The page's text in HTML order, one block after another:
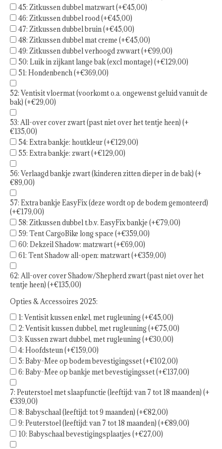
45: Zitkussen dubbel matzwart (+€45,00)
46: Zitkussen dubbel rood (+€45,00)
47: Zitkussen dubbel bruin (+€45,00)
48: Zitkussen dubbel mat creme (+€45,00)
49: Zitkussen dubbel verhoogd zwwart (+€99,00)
50: Luik in zijkant lange bak (excl montage) (+€129,00)
51: Hondenbench (+€369,00)
52: Ventisit vloermat (voorkomt o.a. ongewenst geluid vanuit de
bak) (+€29,00)
53: All-over cover zwart (past niet over het tentje heen) (+
€135,00)
54: Extra bankje: houtkleur (+€129,00)
55: Extra bankje: zwart (+€129,00)
56: Verlaagd bankje zwart (kinderen zitten dieper in de bak) (+
€89,00)
57: Extra bankje EasyFix (deze wordt op de bodem gemonteerd)
(+€179,00)
58: Zitkussen dubbel t.b.v. EasyFix bankje (+€79,00)
59: Tent CargoBike long space (+€359,00)
60: Dekzeil Shadow: matzwart (+€69,00)
61: Tent Shadow all-open: matzwart (+€359,00)
62: All-over cover Shadow/Shepherd zwart (past niet over het
tentje heen) (+€135,00)
Opties & Accessoires 2025:
1: Ventisit kussen enkel, met rugleuning (+€45,00)
2: Ventisit kussen dubbel, met rugleuning (+€75,00)
3: Kussen zwart dubbel, met rugleuning (+€30,00)
4: Hoofdsteun (+€159,00)
5: Baby-Mee op bodem bevestigingsset (+€102,00)
6: Baby-Mee op bankje met bevestigingsset (+€137,00)
7: Peuterstoel met slaapfunctie (leeftijd: van 7 tot 18 maanden) (+
€339,00)
8: Babyschaal (leeftijd: tot 9 maanden) (+€82,00)
9: Peuterstoel (leeftijd: van 7 tot 18 maanden) (+€89,00)
10: Babyschaal bevestigingsplaatjes (+€27,00)